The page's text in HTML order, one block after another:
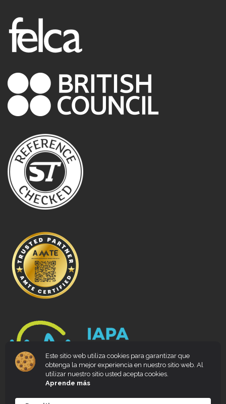
Este sitio web utiliza cookies para garantizar que
obtenga la mejor experiencia en nuestro sitio web. Al
utilizar nuestro sitio usted acepta cookies.
Aprende más